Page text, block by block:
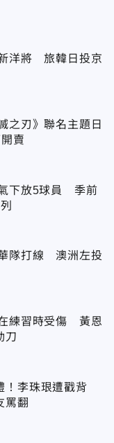
洋將 旅韓日投京
之刃》聯名主題日
賣
下放5球員 季前
隊打線 澳洲左投
練習時受傷 黃恩
刀
！李珠珢遭戳背
罵翻